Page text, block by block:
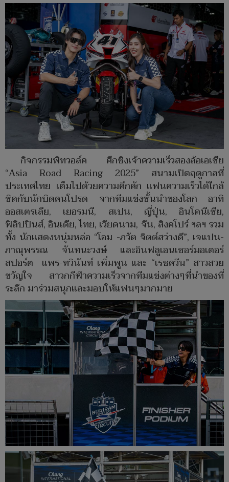
กิจกรรมพิทวอล์ค ศึกชิงเจ้าความเร็วสองล้อเอเชีย
“Asia Road Racing 2025” สนามเปิดฤดูกาลที่
ประเทศไทย เต็มไปด้วยความคึกคัก แฟนความเร็วได้ใกล้
ชิดกับนักบิดคนโปรด จากทีมแข่งชั้นนำของโลก อาทิ
ออสเตรเลีย, เยอรมนี, สเปน, ญี่ปุ่น, อินโดนีเซีย,
ฟิลิปปินส์, อินเดีย, ไทย, เวียดนาม, จีน, สิงคโปร์ ฯลฯ รวม
ทั้ง นักแสดงหนุ่มหล่อ “โอม -ภวัต จิตต์สว่างดี”, เจแปน-
ภาณุพรรณ จันทนะวงษ์ และอินฟลูเอนเซอร์มอเตอร์
สปอร์ต แพร-ทวินันท์ เพิ่มพูน และ “เรซควีน” สาวสวย
ขวัญใจ สาวกกีฬาความเร็วจากทีมแข่งต่างๆที่นำของที่
ระลึก มาร่วมสนุกและมอบให้แฟนๆมากมาย